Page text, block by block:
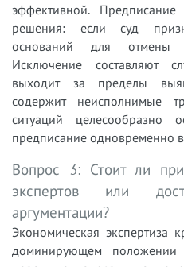
эффективной.
решения: если суд
оснований для отмены
Исключение составляют
выходит за пределы
содержит неисполнимые
ситуаций
предписание одновременно
Вопрос 3: Стоит ли
экспертов или
аргументации?
Экономическая экспертиза
доминирующем положении